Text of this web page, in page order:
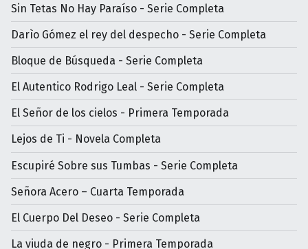
Sin Tetas No Hay Paraíso - Serie Completa
Darìo Gómez el rey del despecho - Serie Completa
Bloque de Búsqueda - Serie Completa
El Autentico Rodrigo Leal - Serie Completa
El Señor de los cielos - Primera Temporada
Lejos de Ti - Novela Completa
Escupiré Sobre sus Tumbas - Serie Completa
Señora Acero – Cuarta Temporada
El Cuerpo Del Deseo - Serie Completa
La viuda de negro - Primera Temporada